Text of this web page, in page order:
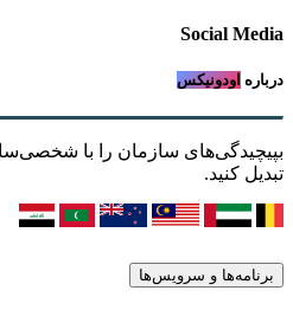
Social Media
درباره اودونیکس
بپیچیدگی‌های سازمان را با
تبدیل کنید.
برنامه‌ها و سرویس‌ها